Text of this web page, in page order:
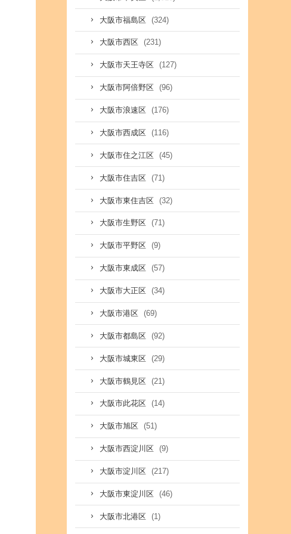
大阪市福島区 (324)
大阪市西区 (231)
大阪市天王寺区 (127)
大阪市阿倍野区 (96)
大阪市浪速区 (176)
大阪市西成区 (116)
大阪市住之江区 (45)
大阪市住吉区 (71)
大阪市東住吉区 (32)
大阪市生野区 (71)
大阪市平野区 (9)
大阪市東成区 (57)
大阪市大正区 (34)
大阪市港区 (69)
大阪市都島区 (92)
大阪市城東区 (29)
大阪市鶴見区 (21)
大阪市此花区 (14)
大阪市旭区 (51)
大阪市西淀川区 (9)
大阪市淀川区 (217)
大阪市東淀川区 (46)
大阪市北港区 (1)